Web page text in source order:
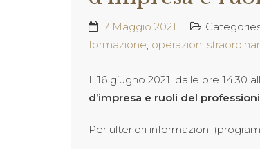
7 Maggio 2021
formazione, operazioni
Il 16 giugno 2021, dalle ore 14.30
d’impresa e ruoli del
Per ulteriori informazioni